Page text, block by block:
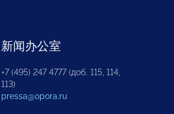
新闻办公室
+7 (495) 247 4777 (доб. 115, 114,
113)
pressa@opora.ru